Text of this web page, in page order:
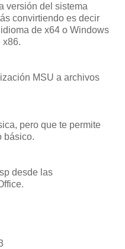
versión del sistema
convirtiendo es decir
de x64 o Windows
x86.
MSU a archivos
pero que te permite
básico.
desde las